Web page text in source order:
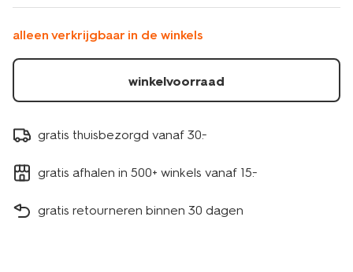
8x10cm-
letter-
p-
61100415.html
alleen verkrijgbaar in de winkels
winkelvoorraad
gratis thuisbezorgd vanaf 30.-
gratis afhalen in 500+ winkels vanaf 15.-
gratis retourneren binnen 30 dagen